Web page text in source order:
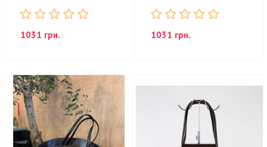
1031 грн. 1031 грн.